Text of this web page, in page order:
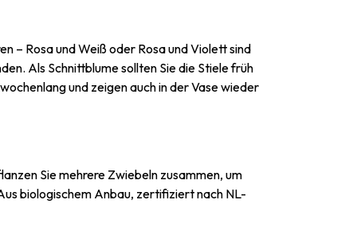
– Rosa und Weiß oder Rosa und Violett sind
Als Schnittblume sollten Sie die Stiele früh
und zeigen auch in der Vase wieder
Sie mehrere Zwiebeln zusammen, um
biologischem Anbau, zertifiziert nach NL-